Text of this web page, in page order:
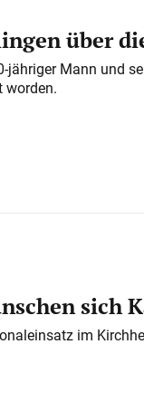
über
jähriger Mann und
worden.
sich
im